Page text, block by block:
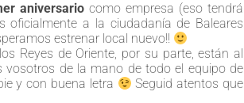
aniversariocomo empresa (eso tendrá
oficialmente a la ciudadanía de Baleares
estrenar local nuevo!!
Reyes de Oriente, por su parte, están al
vosotros de la mano de todo el equipo de
y con buena letra
Seguid atentos que